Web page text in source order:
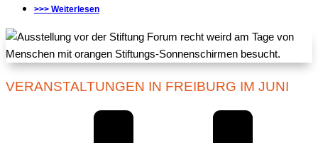
>>> Weiterlesen
VERANSTALTUNGEN IN FREIBURG IM JUNI